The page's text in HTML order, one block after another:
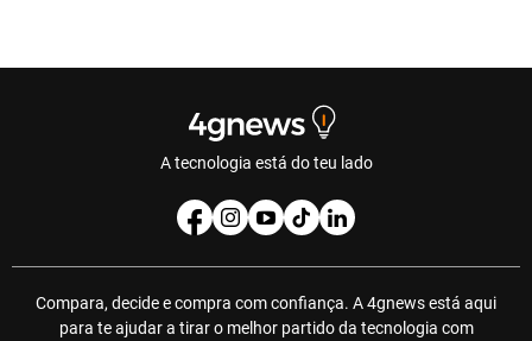
A tecnologia está do teu lado
Compara, decide e compra com confiança. A 4gnews está aqui
para te ajudar a tirar o melhor partido da tecnologia com